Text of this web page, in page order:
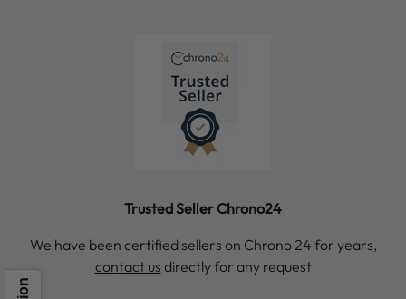
Trusted Seller Chrono24
We have been certified sellers on Chrono 24 for years,
contact us directly for any request